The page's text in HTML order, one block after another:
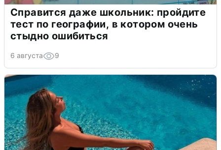
Справится даже школьник: пройдите
тест по географии, в котором очень
стыдно ошибиться
6 августа 9